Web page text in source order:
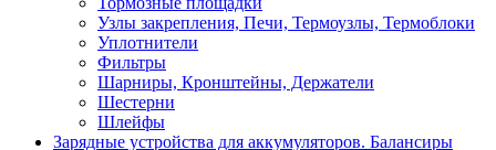
Узлы закрепления, Печи, Термоузлы, Термоблоки
Уплотнители
Фильтры
Шарниры, Кронштейны, Держатели
Шестерни
Шлейфы
Зарядные устройства для аккумуляторов. Балансиры